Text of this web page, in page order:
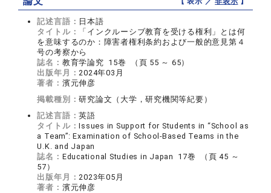
記述言語： 日本語
タイトル：
「インクルーシブ教育を受ける権利」とは何
を意味するのか：障害者権利条約および一般的意見第４
号の考察から
誌名： 教育学論究 15巻 （頁 55 ～ 65）
出版年月：2024年03月
著者： 濱元伸彦
掲載種別：研究論文（大学，研究機関等紀要）
記述言語：英語
タイトル：Issues in Support for Students in “School as
a Team”: Examination of School-Based Teams in the
U.K. and Japan
誌名： Educational Studies in Japan 17巻 （頁 45 ～
57）
出版年月：2023年05月
著者： 濱元伸彦